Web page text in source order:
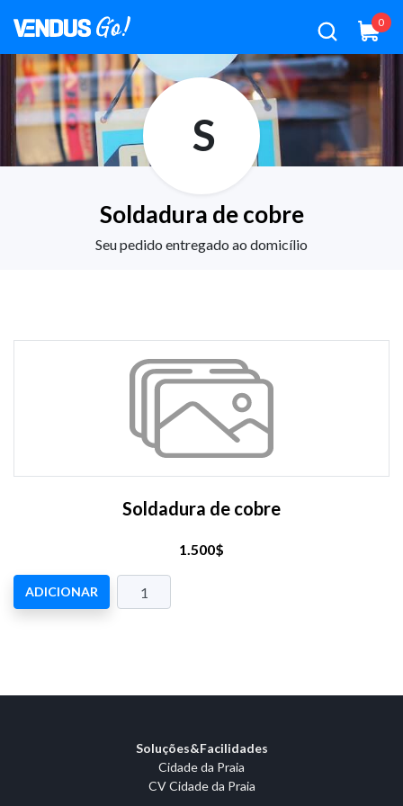
0
S
Soldadura de cobre
Seu pedido entregado ao domicílio
Soldadura de cobre
1.500$
ADICIONAR
Soluções&Facilidades
Cidade da Praia
CV Cidade da Praia